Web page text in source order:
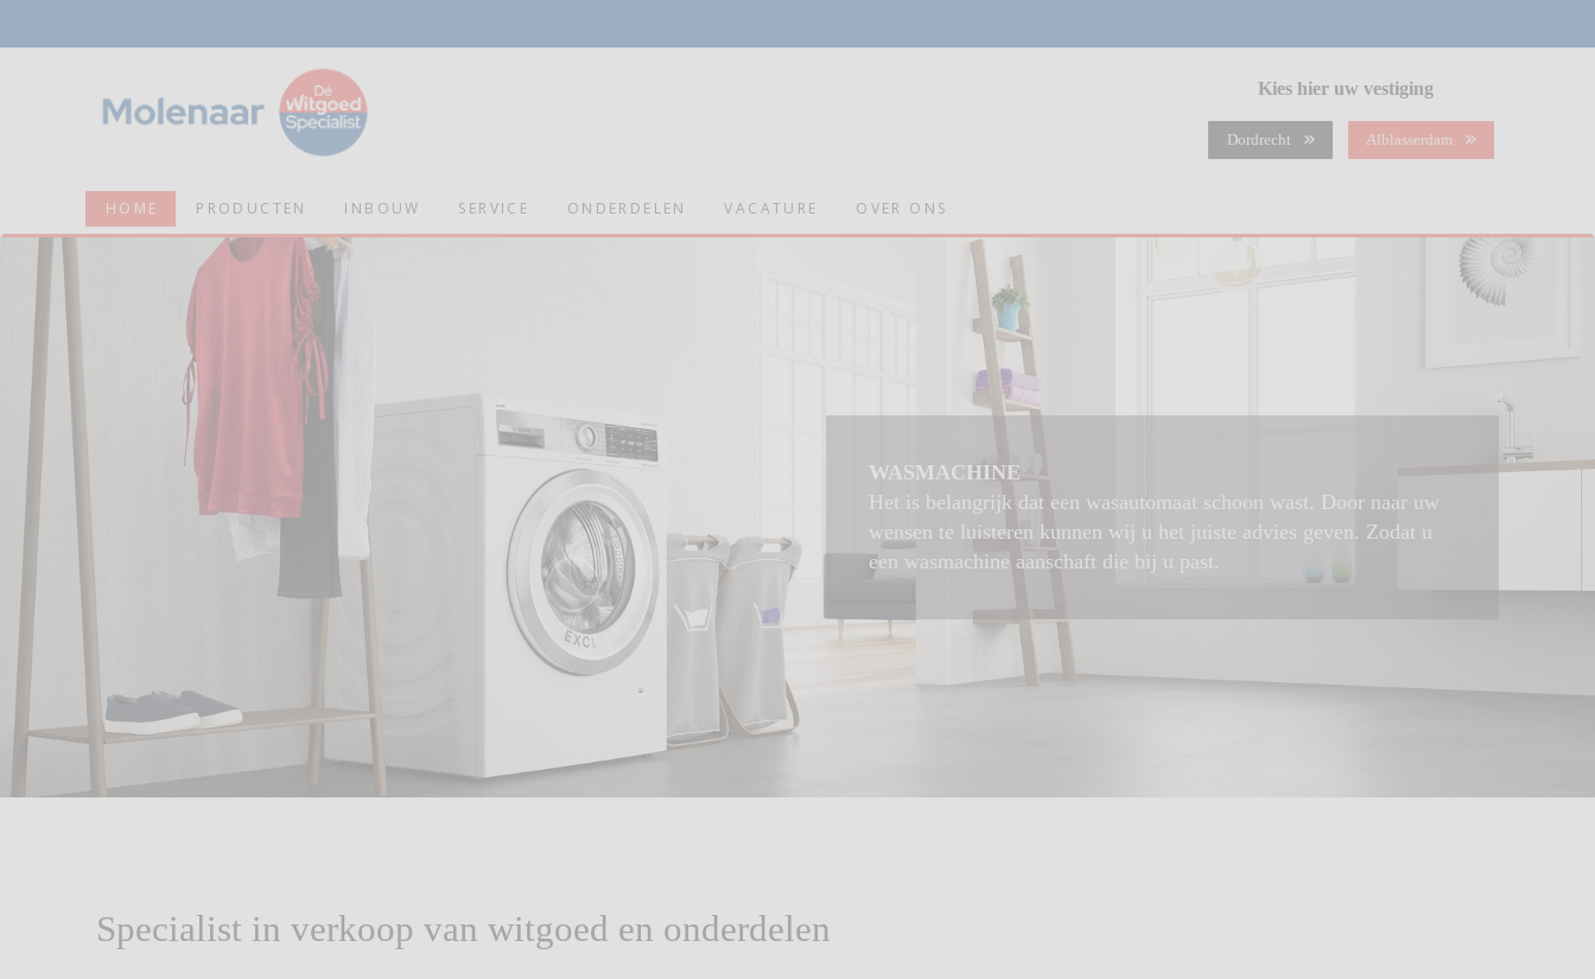
Kies hier uw vestiging
Dordrecht Alblasserdam
HOME PRODUCTEN INBOUW SERVICE ONDERDELEN VACATURE OVER ONS
WASMACHINE
Het is belangrijk dat een wasautomaat schoon wast. Door naar uw
wensen te luisteren kunnen wij u het juiste advies geven. Zodat u
een wasmachine aanschaft die bij u past.
Specialist in verkoop van witgoed en onderdelen